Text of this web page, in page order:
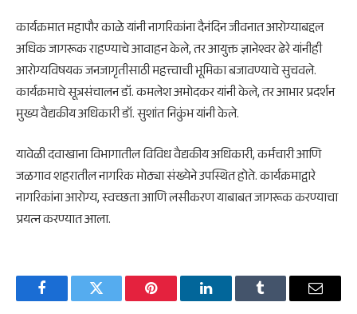
कार्यक्रमात महापौर काळे यांनी नागरिकांना दैनंदिन जीवनात आरोग्याबद्दल
अधिक जागरूक राहण्याचे आवाहन केले, तर आयुक्त ज्ञानेश्वर ढेरे यांनीही
आरोग्यविषयक जनजागृतीसाठी महत्त्वाची भूमिका बजावण्याचे सुचवले.
कार्यक्रमाचे सूत्रसंचालन डॉ. कमलेश अमोदकर यांनी केले, तर आभार प्रदर्शन
मुख्य वैद्यकीय अधिकारी डॉ. सुशांत निकुंभ यांनी केले.
यावेळी दवाखाना विभागातील विविध वैद्यकीय अधिकारी, कर्मचारी आणि
जळगाव शहरातील नागरिक मोठ्या संख्येने उपस्थित होते. कार्यक्रमाद्वारे
नागरिकांना आरोग्य, स्वच्छता आणि लसीकरण याबाबत जागरूक करण्याचा
प्रयत्न करण्यात आला.
FacebookTwitter Pinterest LinkedInTumblr Email